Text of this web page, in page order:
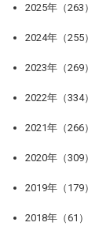
2025年（263）
2024年（255）
2023年（269）
2022年（334）
2021年（266）
2020年（309）
2019年（179）
2018年（61）